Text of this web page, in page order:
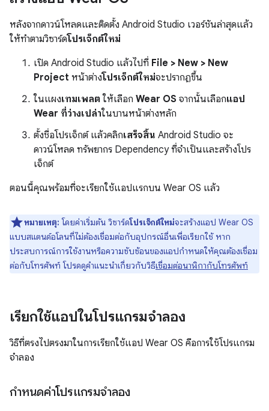
หลังจากดาวน์โหลดและติดตั้ง Android Studio เวอร์ชันล่าสุดแล้ว
ให้ทำตามวิซาร์ดโปรเจ็กต์ใหม่
เปิด Android Studio แล้วไปที่ File > New > New
Project หน้าต่างโปรเจ็กต์ใหม่จะปรากฏขึ้น
ในแผงเทมเพลต ให้เลือก Wear OS จากนั้นเลือกแอป
Wear ที่ว่างเปล่าในบานหน้าต่างหลัก
ตั้งชื่อโปรเจ็กต์ แล้วคลิกเสร็จสิ้น Android Studio จะ
ดาวน์โหลด ทรัพยากร Dependency ที่จำเป็นและสร้างโปร
เจ็กต์
ตอนนี้คุณพร้อมที่จะเรียกใช้แอปแรกบน Wear OS แล้ว
หมายเหตุ: โดยค่าเริ่มต้น วิซาร์ดโปรเจ็กต์ใหม่จะสร้างแอป Wear OS
แบบสแตนด์อโลนที่ไม่ต้องเชื่อมต่อกับอุปกรณ์อื่นเพื่อเรียกใช้ หาก
ประสบการณ์การใช้งานหรือความซับซ้อนของแอปกำหนดให้คุณต้องเชื่อม
ต่อกับโทรศัพท์ โปรดดูคำแนะนำเกี่ยวกับวิธีเชื่อมต่อนาฬิกากับโทรศัพท์
เรียกใช้แอปในโปรแกรมจำลอง
วิธีที่ตรงไปตรงมาในการเรียกใช้แอป Wear OS คือการใช้โปรแกรม
จำลอง
กำหนดค่าโปรแกรมจำลอง